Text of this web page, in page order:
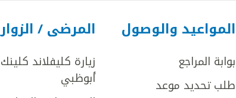
المواعيد والوصول
بوابة المراجع
طلب تحديد موعد
المرضى / الزوار
زيارة كليفلاند كلينك
أبوظبي